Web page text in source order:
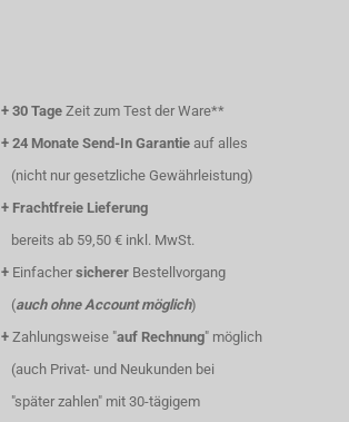
+ 30 Tage Zeit zum Test der Ware**
+ 24 Monate Send-In Garantie auf alles
(nicht nur gesetzliche Gewährleistung)
+ Frachtfreie Lieferung
bereits ab 59,50 € inkl. MwSt.
+ Einfacher sicherer Bestellvorgang
(auch ohne Account möglich)
+ Zahlungsweise "auf Rechnung" möglich
(auch Privat- und Neukunden bei
"später zahlen" mit 30-tägigem